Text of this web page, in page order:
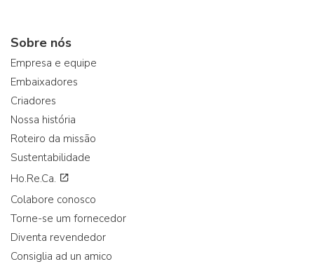
Sobre nós
Empresa e equipe
Embaixadores
Criadores
Nossa história
Roteiro da missão
Sustentabilidade
Ho.Re.Ca.
Colabore conosco
Torne-se um fornecedor
Diventa revendedor
Consiglia ad un amico